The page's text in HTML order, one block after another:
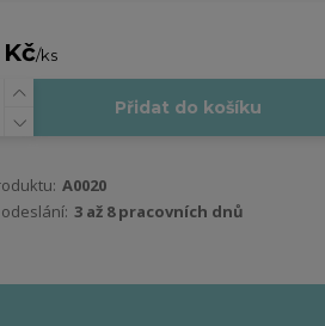
/ks
Přidat do košíku
A0020
3 až 8 pracovních dnů